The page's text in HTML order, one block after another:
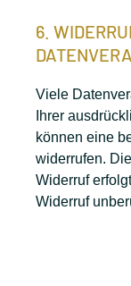
6.
Viele
Ihrer
können eine
widerrufen.
Widerruf
Widerruf